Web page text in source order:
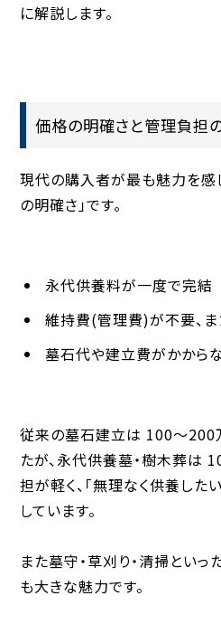
に解説します。
価格の明確さと管理負担
現代の購入者が最も魅力を感
の明確さ」です。
永代供養料が一度で完結
維持費(管理費)が不要、
墓石代や建立費がかから
従来の墓石建立は 100〜200
たが、永代供養墓・樹木葬は
担が軽く、「無理なく供養した
しています。
また墓守・草刈り・清掃とい
も大きな魅力です。